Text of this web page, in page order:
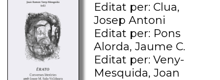
Editat per: Clua,
Josep Antoni
Editat per: Pons
Alorda, Jaume C.
Editat per: Veny-
Mesquida, Joan